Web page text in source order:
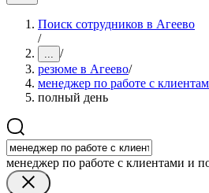
Поиск сотрудников в Агеево
/
... /
резюме в Агеево/
менеджер по работе с
полный день
менеджер по работе с клиентами и